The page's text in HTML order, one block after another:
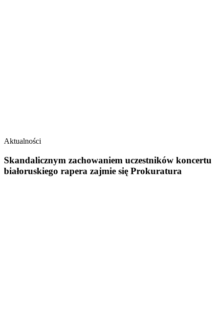
Aktualności
Skandalicznym zachowaniem uczestników koncertu
białoruskiego rapera zajmie się Prokuratura